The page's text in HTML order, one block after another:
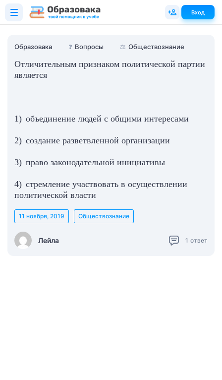
Образовака ❓ Вопросы ⚖️ Обществознание
Отличительным признаком политической партии
является
1) объединение людей с общими интересами
2) создание разветвленной организации
3) право законодательной инициативы
4) стремление участвовать в осуществлении
политической власти
Лейла
11 ноября, 2019 Обществознание
1 ответ
Вход